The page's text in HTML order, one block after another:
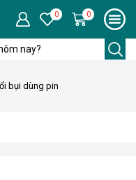
0 0
bụi dùng pin